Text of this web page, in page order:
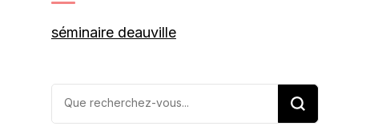
séminaire deauville
Vous